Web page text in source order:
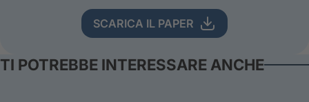
SCARICA IL PAPER
TI POTREBBE INTERESSARE ANCHE